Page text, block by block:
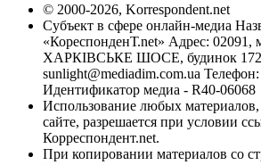
© 2000-2026, Korrespondent.net
Субъект в сфере онлайн-медиа
«КореспонденТ.net» Адрес: 02091,
ХАРКІВСЬКЕ ШОСЕ, будинок 172-
sunlight@mediadim.com.ua
Идентификатор медиа - R40-06068
Использование любых
сайте, разрешается при условии
Корреспондент.net.
При копировании материалов со